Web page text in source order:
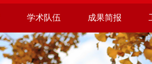
学术队伍 成果简报